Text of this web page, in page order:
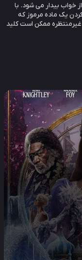
بیدار می شود. با
یک ماده مرموز که
ممکن است کلید